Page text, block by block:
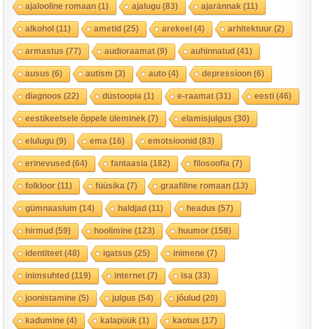
ajalooline romaan(1) ajalugu(83) ajarännak (11)
alkohol(11) ametid(25) arekeel(4) arhitektuur(2)
armastus (77) audioraamat(9) auhinnatud(41)
ausus (6) autism (3) auto(4) depressioon(6)
diagnoos (22) düstoopia (1) e-raamat(31) eesti(46)
eestikeelsele õppele üleminek (7) elamisjulgus (30)
elulugu(9) ema (16) emotsioonid(83)
erinevused(64) fantaasia (182) filosoofia (7)
folkloor(11) füüsika (7) graafiline romaan(13)
gümnaasium (14) haldjad(11) headus (57)
hirmud(59) hoolimine (123) huumor(158)
identiteet(48) igatsus (25) inimene (7)
inimsuhted(119) internet(7) isa (33)
joonistamine (5) julgus (54) jõulud(20)
kadumine (4) kalapüük (1) kaotus (17)